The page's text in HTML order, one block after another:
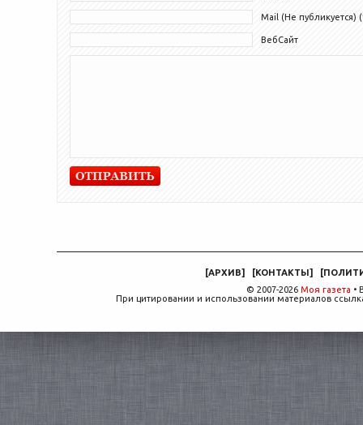
Mail (Не публикуется)
ВебСайт
[АРХИВ] [КОНТАКТЫ] [
© 2007-2026 Моя газета •
При цитировании и использовании материалов